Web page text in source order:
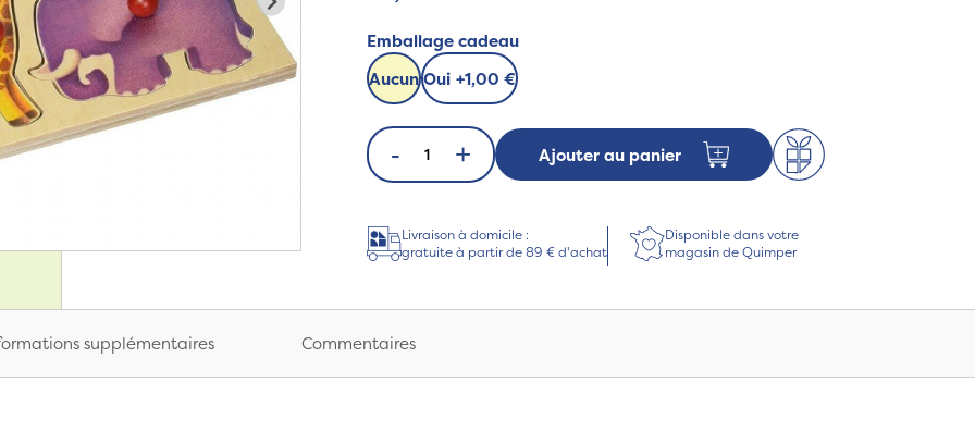
Emballage cadeau
AucunOui +1,00 €
- + Ajouter au panier
Livraison à domicile :
gratuite à partir de 89 € d'achat
Disponible dans votre
magasin de Quimper
supplémentaires Commentaires